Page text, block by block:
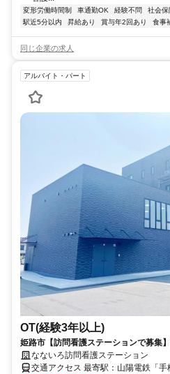
変形労働時間制 車通勤OK 経験不問 社会保
駅近5分以内
昇給あり 賞与年2回あり 食事
同じ企業の求人
アルバイト・パート
OT(経験3年以上)
姫路市【訪問看護ステーションで募集
調、業務拡大／男女OK☆
なないろ訪問看護ステーション
交通アクセス 最寄駅：山陽電鉄「手